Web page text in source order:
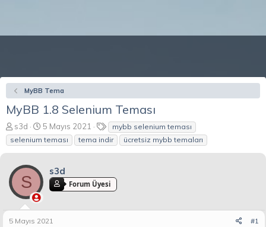
MyBB Tema
MyBB 1.8 Selenium Teması
K
o
n
u
u
b
a
ş
s3d
B
a
ş
n
g
ç
t
5 Mayıs 2021
E
t
i
t
l
r
mybb selenium teması
selenium teması
tema indir ücretsiz mybb temaları
S
s3d
Forum Üyesi
5 Mayıs 2021 #1